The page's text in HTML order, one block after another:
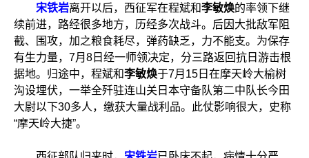
宋铁岩离开以后，西征军在程斌和李敏焕的率领下继
续前进，路经很多地方，历经多次战斗。后因大批敌军阻
截、围攻，加之粮食耗尽，弹药缺乏，力不能支。为保存
有生力量，7月8日经一师领决定，分三路返回抗日游击根
据地。归途中，程斌和李敏焕于7月15日在摩天岭大榆树
沟设埋伏，一举全歼驻连山关日本守备队第二中队长今田
大尉以下30多人，缴获大量战利品。此仗影响很大，史称
“摩天岭大捷”。